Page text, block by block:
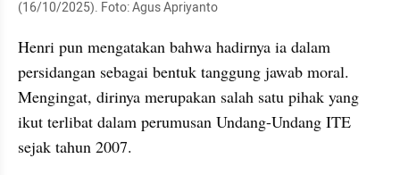
(16/10/2025). Foto: Agus Apriyanto
Henri pun mengatakan bahwa hadirnya ia dalam
persidangan sebagai bentuk tanggung jawab moral.
Mengingat, dirinya merupakan salah satu pihak yang
ikut terlibat dalam perumusan Undang-Undang ITE
sejak tahun 2007.